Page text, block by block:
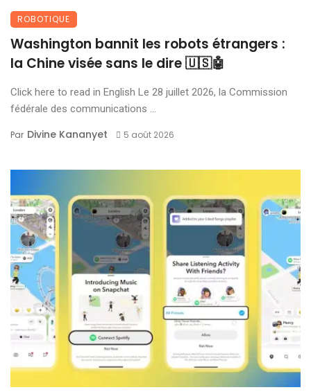
ROBOTIQUE
Washington bannit les robots étrangers :
la Chine visée sans le dire 🇺🇸🤖
Click here to read in English Le 28 juillet 2026, la Commission
fédérale des communications ...
Par Divine Kananyet 5 août 2026